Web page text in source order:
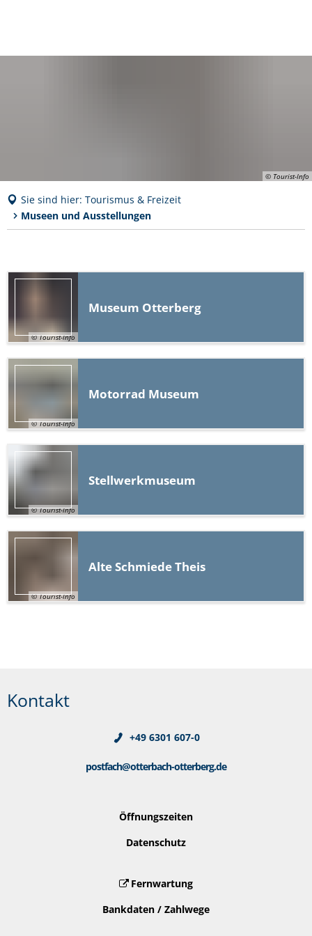
© Tourist-Info
Sie sind hier: Tourismus & Freizeit
Museen und Ausstellungen
und
Ausstellungen
© Tourist-Info
Museum Otterberg
© Tourist-Info
Motorrad Museum
© Tourist-Info
Stellwerkmuseum
© Tourist-Info
Alte Schmiede Theis
Kontakt
+49 6301 607-0
postfach@otterbach-otterberg.de
Öffnungszeiten
Datenschutz
Fernwartung
Bankdaten / Zahlwege